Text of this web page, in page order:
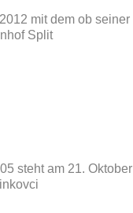
mit dem ob seiner
Split
steht am 21. Oktober